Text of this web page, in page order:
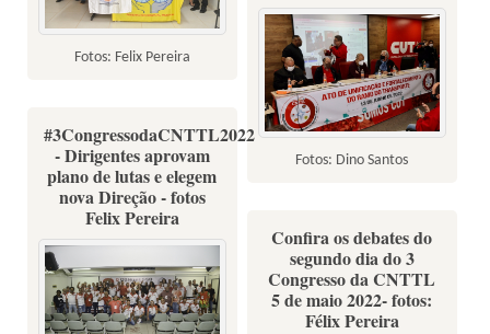
Fotos: Felix Pereira
Fotos: Dino Santos
#3CongressodaCNTTL2022
- Dirigentes aprovam
plano de lutas e elegem
nova Direção - fotos
Felix Pereira
Confira os debates do
segundo dia do 3
Congresso da CNTTL
5 de maio 2022- fotos:
Félix Pereira